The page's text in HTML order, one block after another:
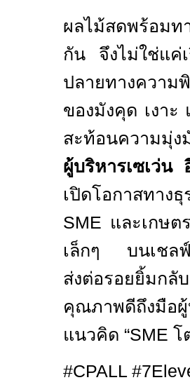
ผลไม้สดพร้อมท
กัน จึงไม่ใช่แค่
ปลายทางความ
ของมังคุด เงาะ
สะท้อนความมุ่ง
ผู้บริหารเซเว่น
เปิดโอกาสทาง
SME และเกษต
เล็กๆ บนเชลฟ์
ส่งต่อรอยยิ้ม
คุณภาพดีถึงมือ
แนวคิด “SME โ
#CPALL #7